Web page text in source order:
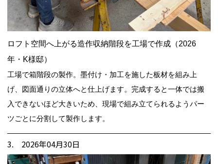
ロフト空間へ上がる造作収納階段を工場で作成（2026
年・K様邸）
工場で箱階段の製作。墨付け・加工を施した板材を組み上
げ、図面通りの立体へと仕上げます。完成すると一体では搬
入できないほど大きいため、現場で組み立てられるようパー
ツごとに分割して製作します。
3. 2026年04月30日